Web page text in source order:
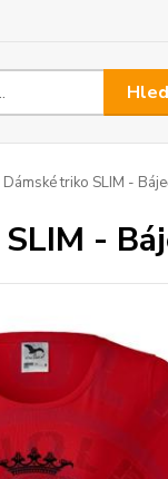
Dámské triko SLIM -
-